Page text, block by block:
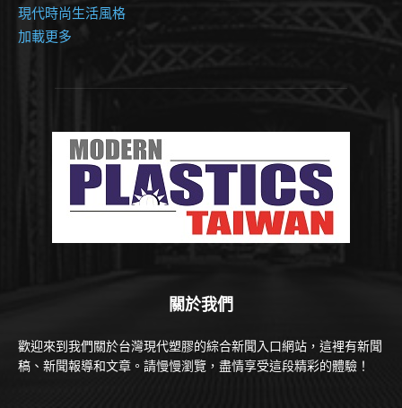
現代時尚生活風格
加載更多
關於我們
歡迎來到我們關於台灣現代塑膠的綜合新聞入口網站，這裡有新聞
稿、新聞報導和文章。請慢慢瀏覽，盡情享受這段精彩的體驗！